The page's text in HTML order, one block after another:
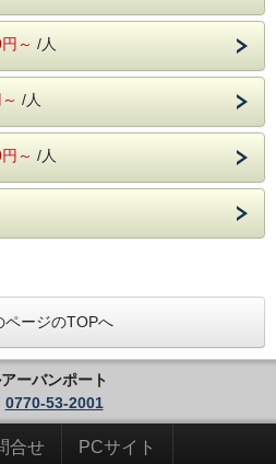
布状況につきましてはキャンペーンサイトに
けます。
accommodation/
ーアル！
接する【花椿】の展望浴場無料でご利用OK
食べたいけど、量は多くなくてよいという方
す！
その分質をグレードアップしちゃおう！
来上がったプランなんです＾＾★
～ /人
/人
～ /人
ページのTOPへ
ーバンポート
0770-53-2001
合せ PCサイト